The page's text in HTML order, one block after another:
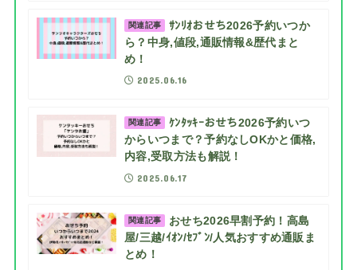
関連記事
ｻﾝﾘｵおせち2026予約いつか
ら？中身,値段,通販情報&歴代まと
め！
2025.06.16
関連記事
ｹﾝﾀｯｷｰおせち2026予約いつ
からいつまで？予約なしOKかと価格,
内容,受取方法も解説！
2025.06.17
関連記事
おせち2026早割予約！高島
屋/三越/ｲｵﾝ/ｾﾌﾞﾝ/人気おすすめ通販ま
とめ！